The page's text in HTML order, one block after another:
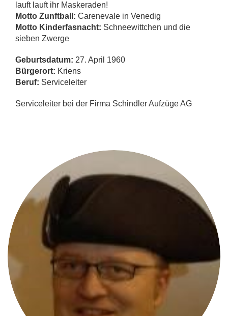
lauft lauft ihr Maskeraden!
Motto Zunftball: Carenevale in Venedig
Motto Kinderfasnacht: Schneewittchen und die
sieben Zwerge
Geburtsdatum: 27. April 1960
Bürgerort: Kriens
Beruf: Serviceleiter
Serviceleiter bei der Firma Schindler Aufzüge AG